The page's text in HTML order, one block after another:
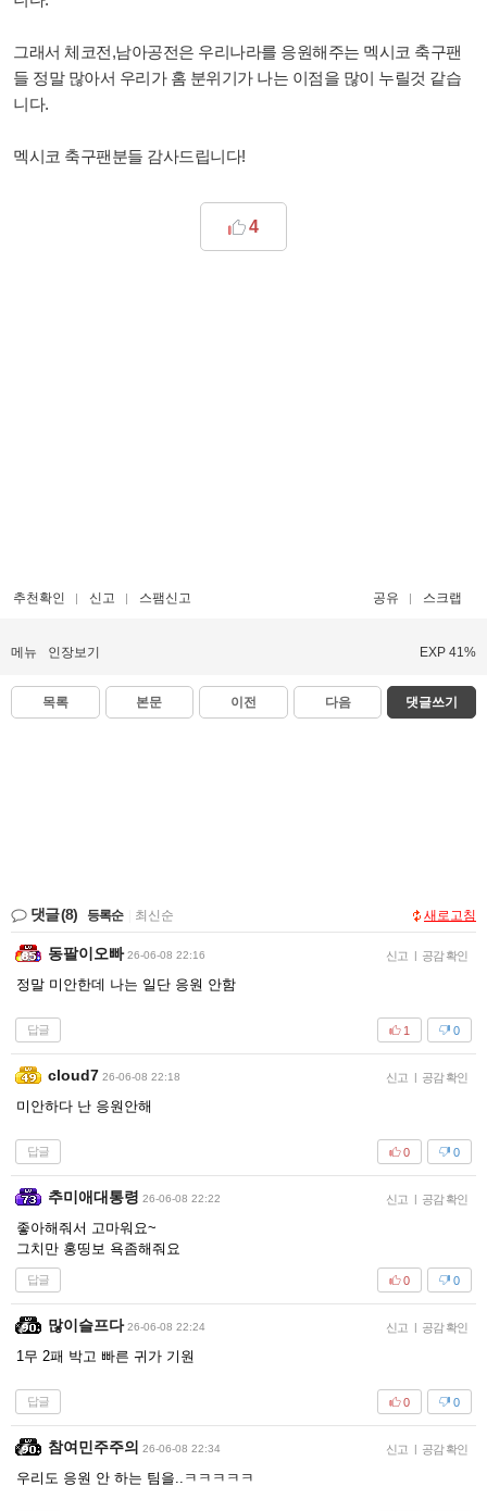
그래서 체코전,남아공전은 우리나라를 응원해주는 멕시코 축구팬
들 정말 많아서 우리가 홈 분위기가 나는 이점을 많이 누릴것 같습
니다.
멕시코 축구팬분들 감사드립니다!
4
추천확인 신고 스팸신고 공유 스크랩
메뉴 인장보기 EXP 41%
목록 본문 이전 다음 댓글쓰기
댓글(8) 등록순 최신순 새로고침
동팔이오빠 26-06-08 22:16 신고 | 공감 확인
정말 미안한데 나는 일단 응원 안함
답글 0
1
cloud7 26-06-08 22:18 신고 | 공감 확인
미안하다 난 응원안해
답글 0
0
추미애대통령 26-06-08 22:22 신고 | 공감 확인
좋아해줘서 고마워요~
그치만 홍띵보 욕좀해줘요
답글 0
0
많이슬프다 26-06-08 22:24 신고 | 공감 확인
1무 2패 박고 빠른 귀가 기원
답글 0
0
참여민주주의 26-06-08 22:34 신고 | 공감 확인
우리도 응원 안 하는 팀을..ㅋㅋㅋㅋㅋ